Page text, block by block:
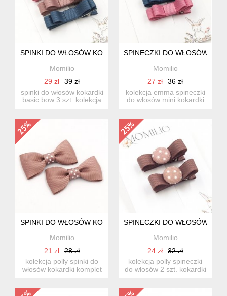
SPINKI DO WŁOSÓW KOKARDKI BASIC BOW EMMA
Momilio
29 zł
39 zł
spinki do włosów kokardki
basic bow 3 szt. kolekcja
SPINECZKI DO WŁOSÓW
Momilio
27 zł
36 zł
kolekcja emma spineczki
do włosów mini kokardki
SPINKI DO WŁOSÓW KOKARDKI CLASSIC BOW POLLY
Momilio
21 zł
28 zł
kolekcja polly spinki do
włosów kokardki komplet
SPINECZKI DO WŁOSÓW Z
Momilio
24 zł
32 zł
kolekcja polly spineczki
do włosów 2 szt. kokardki